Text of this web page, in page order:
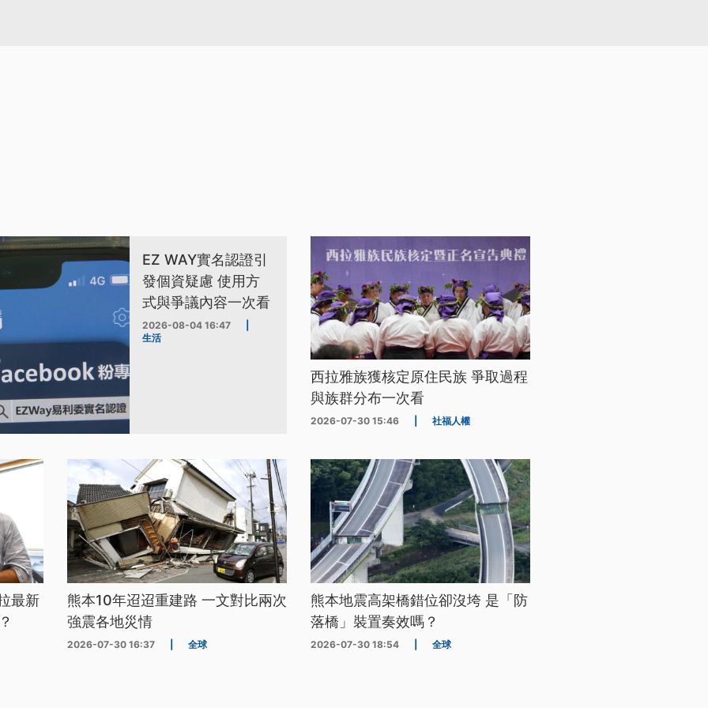
EZ WAY實名認證引
發個資疑慮 使用方
式與爭議內容一次看
2026-08-04 16:47
生活
西拉雅族獲核定原住民族 爭取過程
與族群分布一次看
2026-07-30 15:46 社福人權
最新
熊本10年迢迢重建路 一文對比兩次
強震各地災情
2026-07-30 16:37 全球
熊本地震高架橋錯位卻沒垮 是「防
落橋」裝置奏效嗎？
2026-07-30 18:54 全球